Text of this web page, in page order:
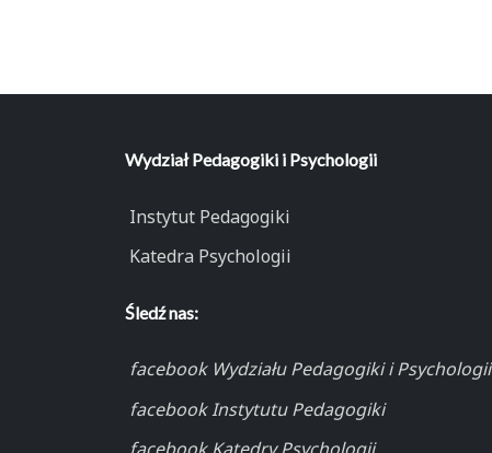
Wydział Pedagogiki i Psychologii
Instytut Pedagogiki
Katedra Psychologii
Śledź nas:
facebook Wydziału Pedagogiki i Psychologii
facebook Instytutu Pedagogiki